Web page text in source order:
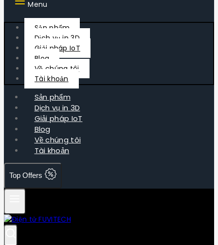
Menu
Sản phẩm
Dịch vụ in 3D
Giải pháp IoT
Blog
Về chúng tôi
Tài khoản
Sản phẩm
Dịch vụ in 3D
Giải pháp IoT
Blog
Về chúng tôi
Tài khoản
Top Offers